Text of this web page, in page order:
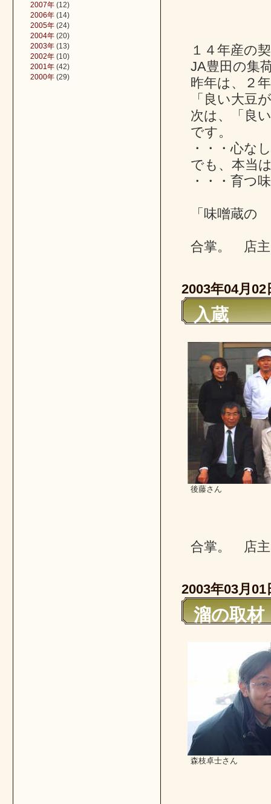
１４年産の
JA豊田の集
昨年は、２
「良い大豆
次は、「良
です。
・・・心な
でも、本当
・・・育つ
「味噌蔵
合掌。 店主
2003年04月02
入蔵
後藤さん
合掌。 店主
2003年03月01
溜の取材
森枝卓士さん
2007年 (12)
2006年 (14)
2005年 (24)
2004年 (20)
2003年 (13)
2002年 (10)
2001年 (42)
2000年 (29)